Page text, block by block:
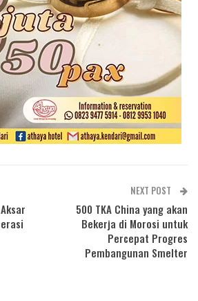
NEXT POST
500 TKA China yang akan
Bekerja di Morosi untuk
Percepat Progres
Pembangunan Smelter